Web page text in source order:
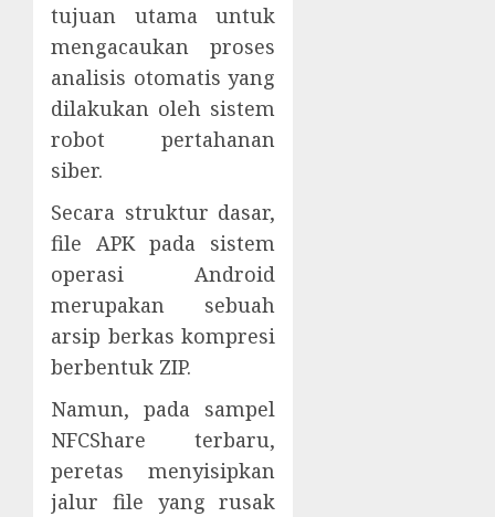
tujuan utama untuk
mengacaukan proses
analisis otomatis yang
dilakukan oleh sistem
robot pertahanan
siber.
Secara struktur dasar,
file APK pada sistem
operasi Android
merupakan sebuah
arsip berkas kompresi
berbentuk ZIP.
Namun, pada sampel
NFCShare terbaru,
peretas menyisipkan
jalur file yang rusak